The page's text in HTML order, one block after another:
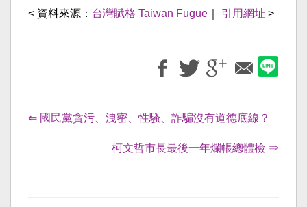
< 資料來源： 台灣賦格 Taiwan Fugue 引用網址 >
⇐ 國民黨貪污、洩密、性騷、詐騙沒有道德底線？
柯文哲市長最後一年爛帳總體檢 ⇒